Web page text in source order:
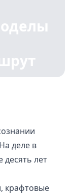
деле в
десять лет
крафтовые